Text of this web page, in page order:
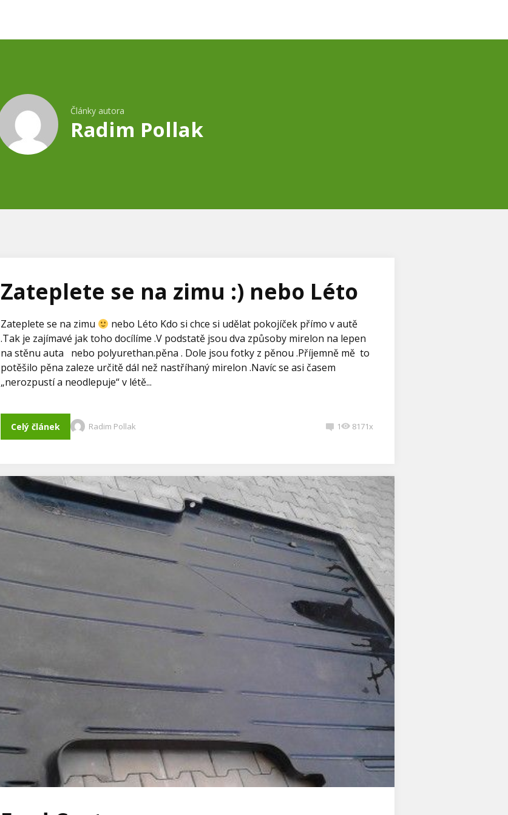
Články autora
Radim Pollak
Zateplete se na zimu :) nebo Léto
Zateplete se na zimu
nebo Léto Kdo si chce si udělat pokojíček přímo v autě
.Tak je zajímavé jak toho docílíme .V podstatě jsou dva způsoby mirelon na lepen
na stěnu auta nebo polyurethan.pěna . Dole jsou fotky z pěnou .Příjemně mě to
potěšilo pěna zaleze určitě dál než nastříhaný mirelon .Navíc se asi časem
„nerozpustí a neodlepuje“ v létě...
Celý článek Radim Pollak 1 8171x